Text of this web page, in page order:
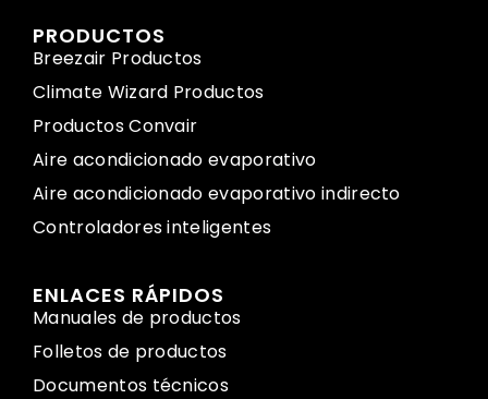
PRODUCTOS
Breezair Productos
Climate Wizard Productos
Productos Convair
Aire acondicionado evaporativo
Aire acondicionado evaporativo indirecto
Controladores inteligentes
ENLACES RÁPIDOS
Manuales de productos
Folletos de productos
Documentos técnicos